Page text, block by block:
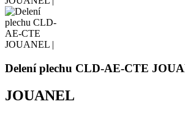
Delení plechu CLD-AE-CTE
JOUANEL